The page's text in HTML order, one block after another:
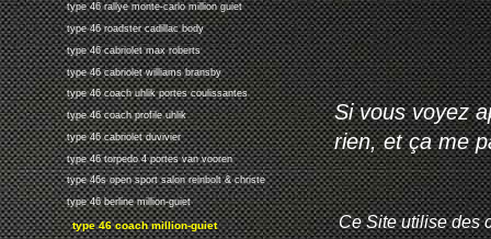
type 46 rallye monte-carlo million guiet
type 46 roadster cadillac body
type 46 cabriolet max roberts
type 46 cabriolet williams bransby
type 46 coach uhlik portes coulissantes
type 46 coach profile uhlik
type 46 cabriolet duvivier
type 46 torpedo 4 portes van vooren
type 46s open sport salon reinbolt & christe
type 46 berline million-guiet
type 46 coach million-guiet
Si vous voyez
rien, et ça me
Ce Site utilise des